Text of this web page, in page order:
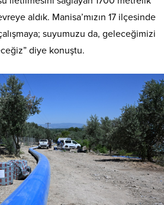
aldık. Manisa’mızın 17 ilçesinde
suyumuzu da, geleceğimizi
diye konuştu.